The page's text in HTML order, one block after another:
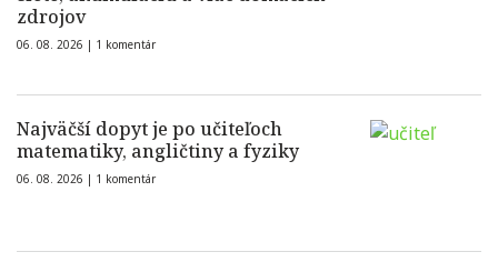
zdrojov
06. 08. 2026 | 1 komentár
Najväčší dopyt je po učiteľoch
matematiky, angličtiny a fyziky
06. 08. 2026 | 1 komentár